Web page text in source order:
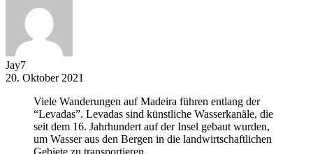
Jay7
20. Oktober 2021
Viele Wanderungen auf Madeira führen entlang der
“Levadas”. Levadas sind künstliche Wasserkanäle, die
seit dem 16. Jahrhundert auf der Insel gebaut wurden,
um Wasser aus den Bergen in die landwirtschaftlichen
Gebiete zu transportieren.